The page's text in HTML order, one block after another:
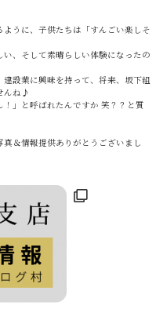
うに、子供たちは「すんごい楽しそ
、そして素晴らしい体験になったの
設業に興味を持って、将来、坂下組
んね♪
」と呼ばれたんですか 笑？？と質
＆情報提供ありがとうございまし